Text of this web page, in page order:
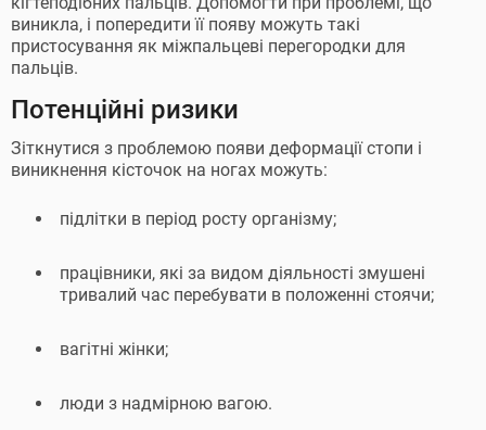
виникла, і попередити її появу можуть такі
пристосування як міжпальцеві перегородки для
пальців.
Потенційні ризики
Зіткнутися з проблемою появи деформації стопи і
виникнення кісточок на ногах можуть:
підлітки в період росту організму;
працівники, які за видом діяльності змушені
тривалий час перебувати в положенні стоячи;
вагітні жінки;
люди з надмірною вагою.